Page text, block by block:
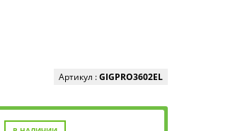
Артикул :GIGPRO3602EL